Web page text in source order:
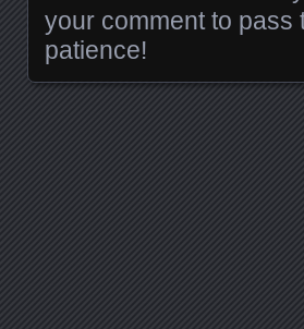
your comment to
patience!